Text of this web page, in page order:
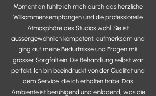
Moment an fühlte ich mich durch das herzliche
Willkommensempfangen und die professionelle
Atmosphäre des Studios wohl. Sie ist
aussergewöhnlich kompetent, aufmerksam und
ging auf meine Bedürfnisse und Fragen mit
grosser Sorgfalt ein. Die Behandlung selbst war
perfekt. Ich bin beeindruckt von der Qualität und
dem Service, die ich erhalten habe. Das
Ambiente ist beruhigend und einladend, was die